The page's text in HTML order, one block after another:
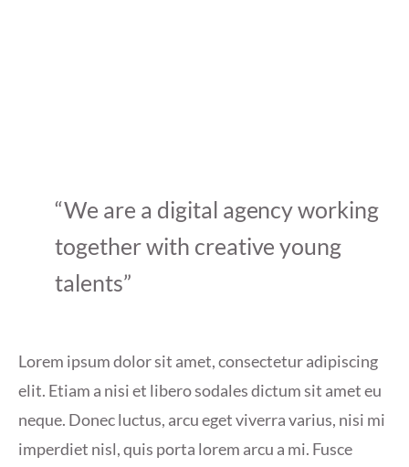
“We are a digital agency working
together with creative young
talents”
Lorem ipsum dolor sit amet, consectetur adipiscing
elit. Etiam a nisi et libero sodales dictum sit amet eu
neque. Donec luctus, arcu eget viverra varius, nisi mi
imperdiet nisl, quis porta lorem arcu a mi. Fusce